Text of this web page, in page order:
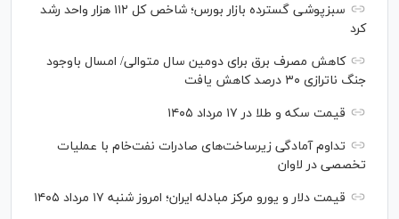
سبزپوشی گسترده بازار بورس؛ شاخص کل ۱۱۲ هزار واحد رشد
کرد
کاهش مصرف برق برای دومین سال متوالی/ امسال باوجود
جنگ ناترازی ۳۰ درصد کاهش یافت
قیمت سکه و طلا در ۱۷ مرداد ۱۴۰۵
تداوم آمادگی زیرساخت‌های صادرات نفت‌خام با عملیات
تخصصی در لاوان
قیمت دلار و یورو مرکز مبادله ایران؛ امروز شنبه ۱۷ مرداد ۱۴۰۵